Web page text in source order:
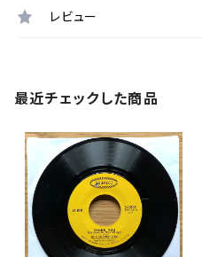
レビュー
最近チェックした商品